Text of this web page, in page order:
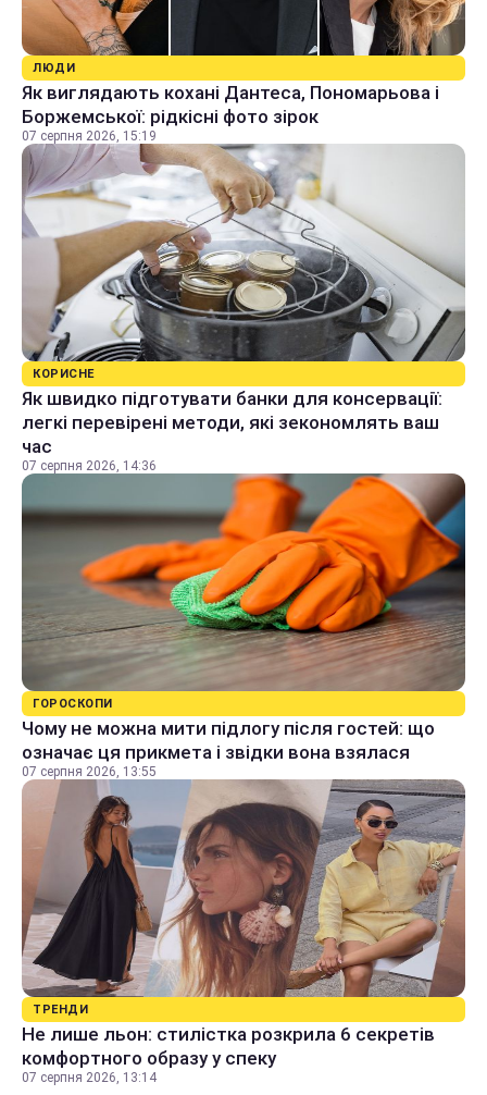
ЛЮДИ
Як виглядають кохані Дантеса, Пономарьова і
Боржемської: рідкісні фото зірок
07 серпня 2026, 15:19
КОРИСНЕ
Як швидко підготувати банки для консервації:
легкі перевірені методи, які зекономлять ваш
час
07 серпня 2026, 14:36
ГОРОСКОПИ
Чому не можна мити підлогу після гостей: що
означає ця прикмета і звідки вона взялася
07 серпня 2026, 13:55
ТРЕНДИ
Не лише льон: стилістка розкрила 6 секретів
комфортного образу у спеку
07 серпня 2026, 13:14